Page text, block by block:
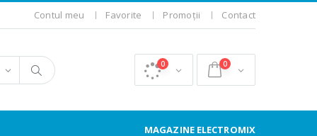
Contul meu Favorite Promoții Contact
0 0
MAGAZINE ELECTROMIX